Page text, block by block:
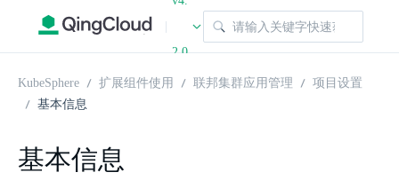
|
2.0
KubeSphere 扩展组件使用 联邦集群应用管理
项目设置
基本信息
基本信息